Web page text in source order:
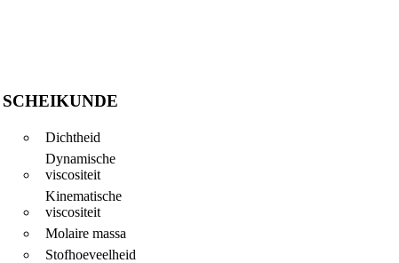
SCHEIKUNDE
Dichtheid
Dynamische
viscositeit
Kinematische
viscositeit
Molaire massa
Stofhoeveelheid